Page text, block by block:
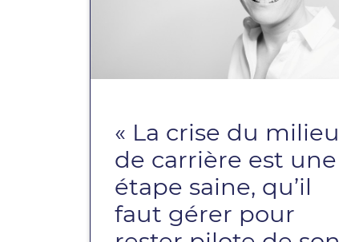
« La crise du milieu
de carrière est une
étape saine, qu’il
faut gérer pour